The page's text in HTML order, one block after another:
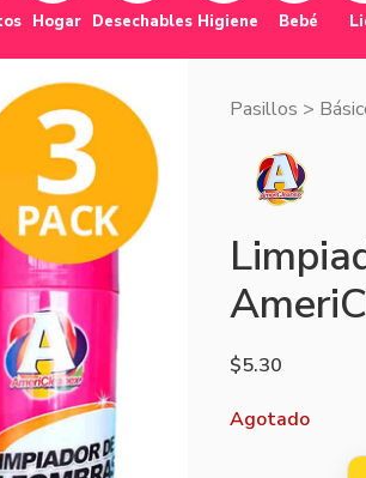
Hogar Desechables Higiene Bebé
Pasillos >
$5.30
Agotado